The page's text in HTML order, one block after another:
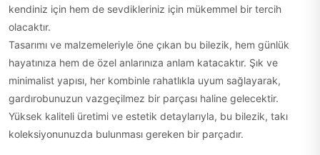
kendiniz için hem de sevdikleriniz için mükemmel bir tercih
olacaktır.
Tasarımı ve malzemeleriyle öne çıkan bu bilezik, hem günlük
hayatınıza hem de özel anlarınıza anlam katacaktır. Şık ve
minimalist yapısı, her kombinle rahatlıkla uyum sağlayarak,
gardırobunuzun vazgeçilmez bir parçası haline gelecektir.
Yüksek kaliteli üretimi ve estetik detaylarıyla, bu bilezik, takı
koleksiyonunuzda bulunması gereken bir parçadır.